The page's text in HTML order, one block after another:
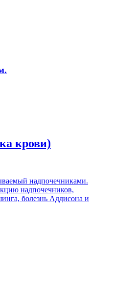
крови)
надпочечниками.
надпочечников,
болезнь Аддисона и